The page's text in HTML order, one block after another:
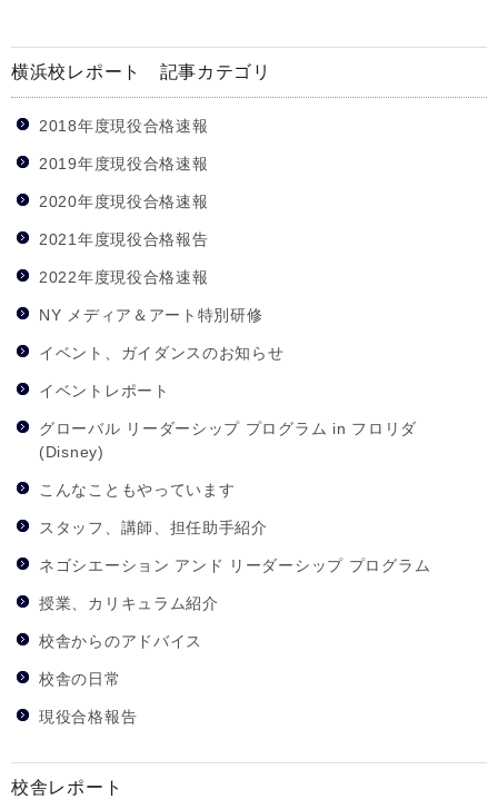
横浜校レポート 記事カテゴリ
2018年度現役合格速報
2019年度現役合格速報
2020年度現役合格速報
2021年度現役合格報告
2022年度現役合格速報
NY メディア＆アート特別研修
イベント、ガイダンスのお知らせ
イベントレポート
グローバル リーダーシップ プログラム in フロリダ
(Disney)
こんなこともやっています
スタッフ、講師、担任助手紹介
ネゴシエーション アンド リーダーシップ プログラム
授業、カリキュラム紹介
校舎からのアドバイス
校舎の日常
現役合格報告
校舎レポート